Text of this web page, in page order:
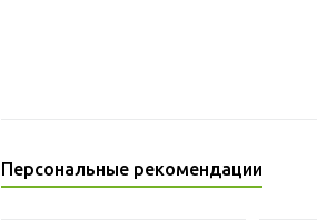
Персональные рекомендации